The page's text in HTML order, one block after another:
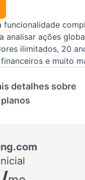
funcionalidade
analisar ações
ilimitados, 20
e muito
detalhes sobre